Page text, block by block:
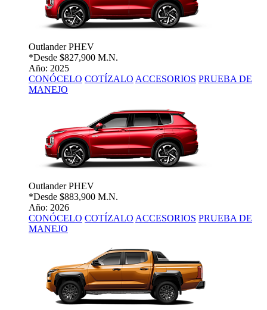
Outlander PHEV
*Desde $827,900 M.N.
Año: 2025
CONÓCELO COTÍZALO ACCESORIOS PRUEBA DE
MANEJO
Outlander PHEV
*Desde $883,900 M.N.
Año: 2026
CONÓCELO COTÍZALO ACCESORIOS PRUEBA DE
MANEJO